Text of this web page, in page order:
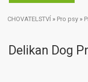
CHOVATELSTVÍ » Pro psy »
Delikan Dog